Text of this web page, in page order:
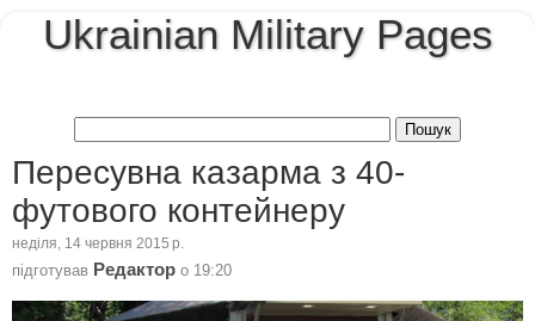
Ukrainian Military Pages
Пересувна казарма з 40-
футового контейнеру
неділя, 14 червня 2015 р.
підготував Редактор о 19:20